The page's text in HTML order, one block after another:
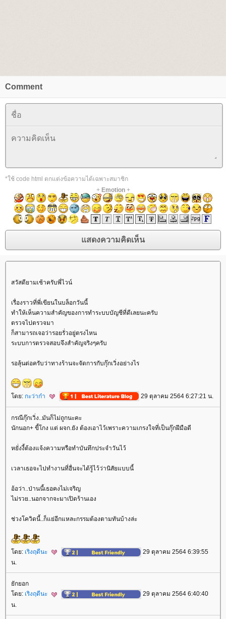
Comment
*ใช้ code html ตกแต่งข้อความได้เฉพาะสมาชิก
+ Emotion+
สวัสดียามเช้าครับพี่ไวน์
เรื่องราวที่พี่เขียนในบล็อกวันนี้
ทำให้เห็นความสำคัญของการทำระบบบัญชีที่ดีเลยนะครับ
ตรวจไปตรวจมา
ก็สามารถเจอว่ารอยรั่วอยู่ตรงไหน
ระบบการตรวจสอบจึงสำคัญจริงๆครับ
รอลุ้นต่อครับว่าทางร้านจะจัดการกับกุ๊กเวิ่งอย่างไร
ดย: กะว่าก๋า 29 ตุลาคม 2564 6:27:21 น.
กรณีกุ๊กเวิ่ง..มันก็ไม่ถูกนะคะ
นักนอก+ ขี้โกง แต่ ผจก.ยัง ต้องเอาไว้เพราะความเกรงใจที่เป็นกุ๊กฝีมือดี
หยั่งงี้ต้องแจ้งความหรือทำบันทึกประจำวันไว้
เวลาเธอจะไปทำงานที่อื่นจะได้รู้ไว้ว่านิสัยแบบนี้
อ้อว่า..ป่านนี้เธอคงไม่เจริญ
ไม่รวย..นอกจากจะมาเปิดร้านเอง
ช่วงโควิดนี้..ก็แย่อีกแหละกรรมต้องตามทันบ้างล่ะ
ดย: เริงฤดีนะ
29 ตุลาคม 2564 6:39:55
น.
ักยอก
ดย: เริงฤดีนะ
29 ตุลาคม 2564 6:40:40
น.